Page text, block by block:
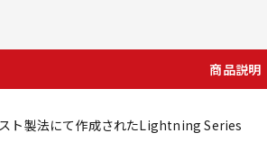
商品説明
ト製法にて作成されたLightning Series